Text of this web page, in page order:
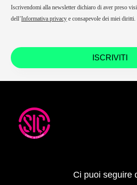
ISCRIVITI
Iscrivendomi alla newsletter dichiaro di aver preso
dell’Informativa privacy e consapevole dei miei diritti.
Ci puoi seguire